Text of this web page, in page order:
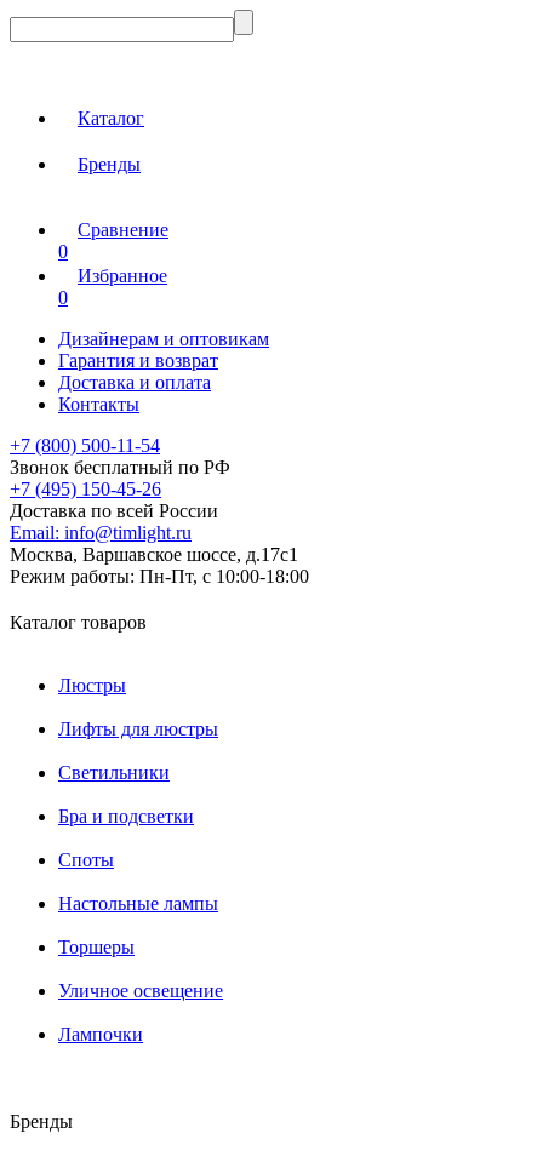
Каталог
Бренды
Сравнение
0
Избранное
0
Дизайнерам и оптовикам
Гарантия и возврат
Доставка и оплата
Контакты
+7 (800) 500-11-54
Звонок бесплатный по РФ
+7 (495) 150-45-26
Доставка по всей России
Email: info@timlight.ru
Москва, Варшавское шоссе, д.17c1
Режим работы: Пн-Пт, с 10:00-18:00
Каталог товаров
Люстры
Лифты для люстры
Светильники
Бра и подсветки
Споты
Настольные лампы
Торшеры
Уличное освещение
Лампочки
Бренды